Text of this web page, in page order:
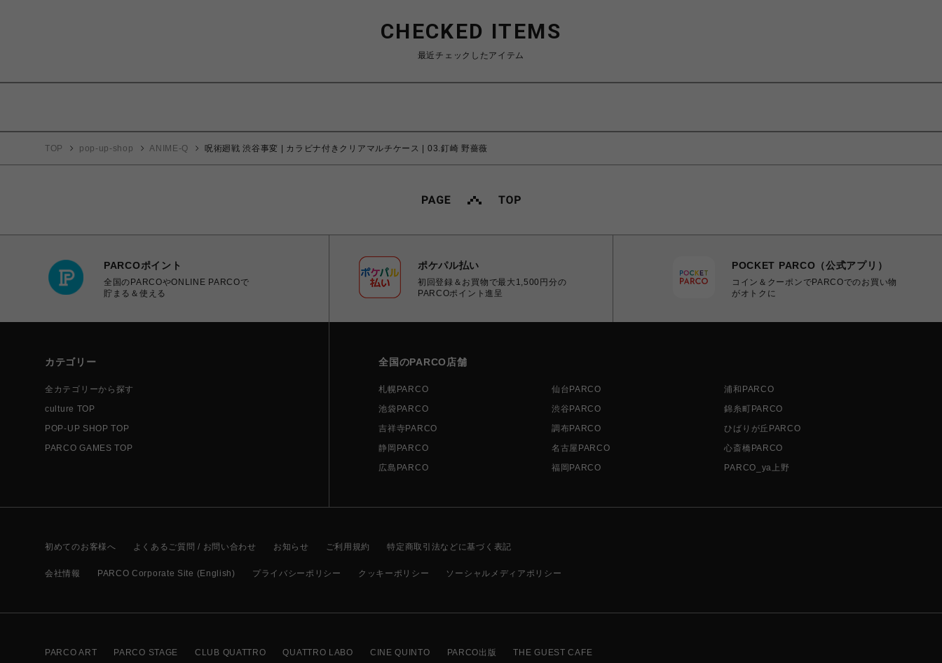
CHECKED ITEMS
最近チェックしたアイテム
TOP pop-up-shop ANIME-Q 呪術廻戦 渋谷事変 | カラビナ付きクリアマルチケース | 03.釘崎 野薔薇
PARCOポイント
全国のPARCOやONLINE PARCOで
貯まる＆使える
ポケパル払い
初回登録＆お買物で最大1,500円分の
PARCOポイント進呈
POCKET PARCO（公式アプリ）
コイン＆クーポンでPARCOでのお買い物
がオトクに
カテゴリー
全カテゴリーから探す
culture TOP
POP-UP SHOP TOP
PARCO GAMES TOP
全国のPARCO店舗
札幌PARCO 仙台PARCO
浦和PARCO
池袋PARCO
渋谷PARCO
錦糸町PARCO
吉祥寺PARCO
調布PARCO
ひばりが丘PARCO
静岡PARCO
名古屋PARCO
心斎橋PARCO
広島PARCO
福岡PARCO PARCO_ya上野
初めてのお客様へ よくあるご質問 / お問い合わせ お知らせ ご利用規約 特定商取引法などに基づく表記
会社情報 PARCO Corporate Site (English) プライバシーポリシー クッキーポリシー ソーシャルメディアポリシー
PARCO ART PARCO STAGE CLUB QUATTRO QUATTRO LABO CINE QUINTO PARCO出版 THE GUEST CAFE